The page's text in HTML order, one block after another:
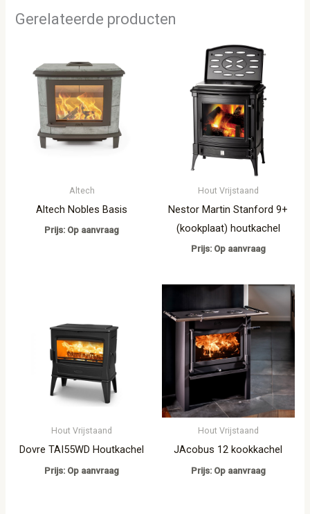
Gerelateerde producten
Altech
Altech Nobles Basis
Prijs: Op aanvraag
Hout Vrijstaand
Nestor Martin Stanford 9+
(kookplaat) houtkachel
Prijs: Op aanvraag
Hout Vrijstaand
Dovre TAI55WD Houtkachel
Prijs: Op aanvraag
Hout Vrijstaand
JAcobus 12 kookkachel
Prijs: Op aanvraag